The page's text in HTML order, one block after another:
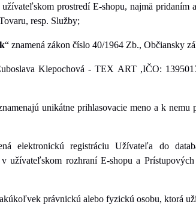
prostredí E-shopu, najmä pridaním
resp. Služby;
“ znamená zákon číslo 40/1964 Zb., Občiansky
Klepochová - TEX ART ,IČO:
unikátne prihlasovacie meno a k
elektronickú registráciu Užívateľa do
užívateľskom rozhraní E-shopu a
akúkoľvek právnickú alebo fyzickú osobu, ktorá